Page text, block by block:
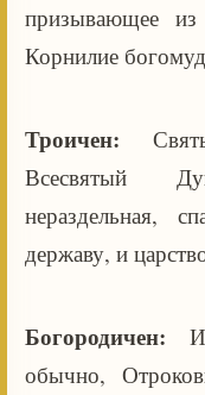
призывающее
Корнилие
Троичен:
Всесвятый
нераздельная,
державу, и
Богородичен:
обычно,